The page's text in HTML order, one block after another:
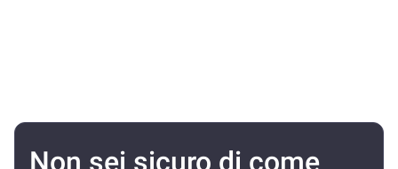
Non sei sicuro di come